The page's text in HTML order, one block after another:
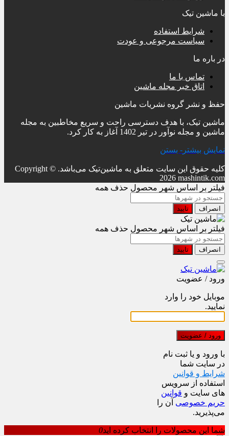
با ماشین تیک
شرایط استفاده
سیاست مرجوعی و عودت
در باره ما
تماس با ما
اتاق خبر مجله ماشین
حفظ و نشر گروه نشریات ماشین
ماشین تیک، با هدف دسترسی راحت و سریع مخاطبین به مجله
ماشین و مجله نوآور در تیر 1402 آغاز به کار کرد.
نمایش بیشتر - بستن
کلیه حقوق این سایت متعلق به ماشین‌تیک می‌باشد. Copyright ©
2026 mashintik.com
فیلتر بر اساس شهر محصول حذف همه
انصراف تایید
فیلتر بر اساس شهر محصول حذف همه
انصراف تایید
ورود / عضویت
موبایل خود را وارد
نمایید.
ورود / عضویت
با ورود و یا ثبت نام
در سایت شما
شرایط و قوانین
استفاده از سرویس
های سایت و قوانین
حریم خصوصی آن را
می‌پذیرید.
شما این محصولات را انتخاب کرده اید0